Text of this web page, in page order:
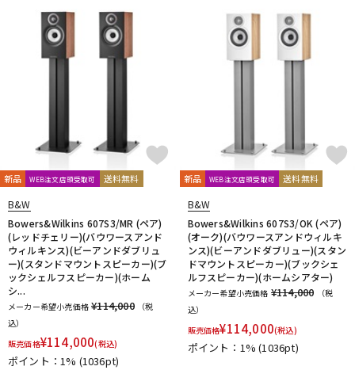
ヴィンテージ
新品 WEB注文店頭受取可 送料無料
B&W
Bowers&Wilkins 607S3/MR (ペア)
(レッドチェリー)(バウワースアンド
ウィルキンス)(ビーアンドダブリュ
ー)(スタンドマウントスピーカー)(ブ
ックシェルフスピーカー)(ホーム
シ...
メーカー希望小売価格 ¥114,000
（税
込）
販売価格¥114,000(税込)
ポイント：1% (1036pt)
新品 WEB注文店頭受取可 送料無料
B&W
Bowers&Wilkins 607S3/OK (ペア)
(オーク)(バウワースアンドウィルキ
ンス)(ビーアンドダブリュー)(スタン
ドマウントスピーカー)(ブックシェ
ルフスピーカー)(ホームシアター)
メーカー希望小売価格 ¥114,000
（税
込）
販売価格¥114,000(税込)
ポイント：1%(1036pt)